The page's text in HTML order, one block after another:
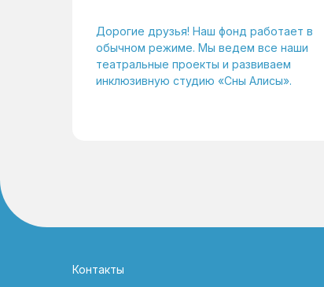
Дорогие друзья! Наш фонд работает в
обычном режиме. Мы ведем все наши
театральные проекты и развиваем
инклюзивную студию «Сны Алисы».
Контакты